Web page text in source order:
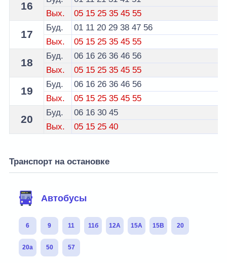
16
Вых.
05 15 25 35 45 55
17
Буд. 01 11 20 29 38 47 56
Вых.
05 15 25 35 45 55
18
Буд. 06 16 26 36 46 56
Вых.
05 15 25 35 45 55
19
Буд. 06 16 26 36 46 56
Вых.
05 15 25 35 45 55
20
Буд. 06 16 30 45
Вых.
05 15 25 40
Транспорт на остановке
Автобусы
6 9 11 11б 12А 15А 15В 20
20а 50 57